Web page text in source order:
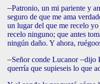
–Patronio, un mi pariente y
seguro de que me ama
un lugar del que me recelo
recelo ninguno; que antes
ningún daño. Y ahora,
–Señor conde Lucanor–dijo
querría que supieseis lo que